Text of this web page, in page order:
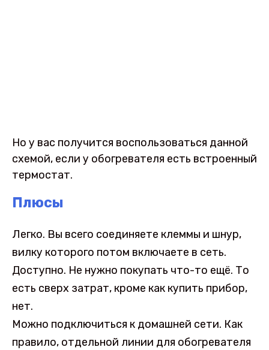
Но у вас получится воспользоваться данной
схемой, если у обогревателя есть встроенный
термостат.
Плюсы
Легко. Вы всего соединяете клеммы и шнур,
вилку которого потом включаете в сеть.
Доступно. Не нужно покупать что-то ещё. То
есть сверх затрат, кроме как купить прибор,
нет.
Можно подключиться к домашней сети. Как
правило, отдельной линии для обогревателя